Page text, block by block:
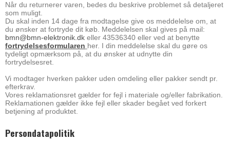
Når du returnerer varen, bedes du beskrive problemet så detaljeret
som muligt.
Du skal inden 14 dage fra modtagelse give os meddelelse om, at
du ønsker at fortryde dit køb. Meddelelsen skal gives på mail:
bmn@bmn-elektronik.dk eller 43536340 eller ved at benytte
fortrydelsesformularen her. I din meddelelse skal du gøre os
tydeligt opmærksom på, at du ønsker at udnytte din
fortrydelsesret.
Vi modtager hverken pakker uden omdeling eller pakker sendt pr.
efterkrav.
Vores reklamationsret gælder for fejl i materiale og/eller fabrikation.
Reklamationen gælder ikke fejl eller skader begået ved forkert
betjening af produktet.
Persondatapolitik